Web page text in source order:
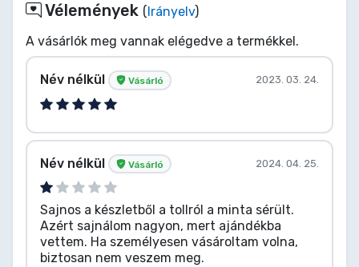
Vélemények ( Irányelv)
A vásárlók meg vannak elégedve a termékkel.
Név nélkül Vásárló 2023. 03. 24.
Név nélkül Vásárló 2024. 04. 25.
Sajnos a készletből a tollról a minta sérült.
Azért sajnálom nagyon, mert ajándékba
vettem. Ha személyesen vásároltam volna,
biztosan nem veszem meg.